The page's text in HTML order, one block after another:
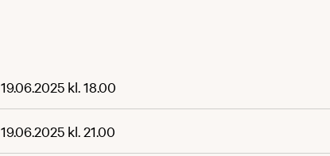
19.06.2025 kl. 18.00
19.06.2025 kl. 21.00